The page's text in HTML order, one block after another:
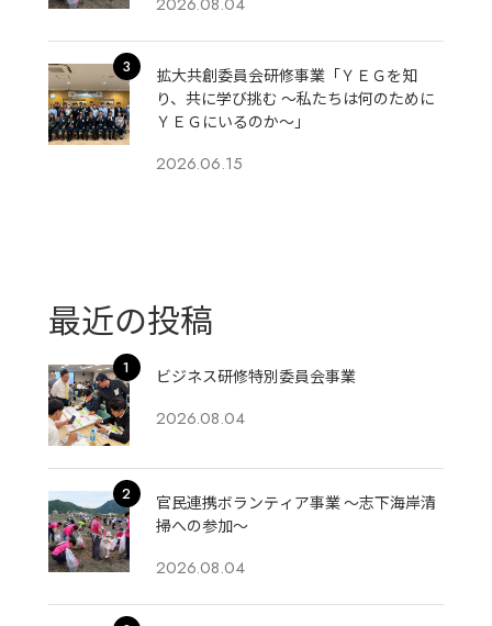
拡大共創委員会研修事業「ＹＥＧを知
り、共に学び挑む 〜私たちは何のために
ＹＥＧにいるのか〜」
2026.06.15
最近の投稿
ビジネス研修特別委員会事業
2026.08.04
官民連携ボランティア事業 ～志下海岸清
掃への参加～
2026.08.04